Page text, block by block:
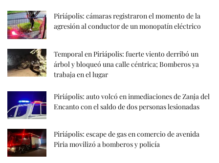
Piriápolis: cámaras registraron el momento de la
agresión al conductor de un monopatín eléctrico
Temporal en Piriápolis: fuerte viento derribó un
árbol y bloqueó una calle céntrica; Bomberos ya
trabaja en el lugar
Piriápolis: auto volcó en inmediaciones de Zanja del
Encanto con el saldo de dos personas lesionadas
Piriápolis: escape de gas en comercio de avenida
Piria movilizó a bomberos y policía